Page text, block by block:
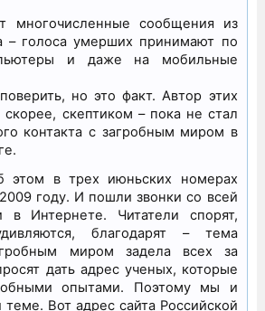
многочисленные сообщения из
– голоса умерших принимают по
и даже на мобильные
но это факт. Автор этих
скептиком – пока не стал
контакта с загробным миром в
этом в трех июньских номерах
году. И пошли звонки со всей
в Интернете. Читатели спорят,
благодарят – тема
миром задела всех за
дать адрес ученых, которые
опытами. Поэтому мы и
теме. Вот адрес сайта Российской